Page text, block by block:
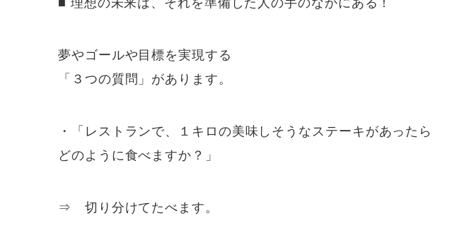
■ 理想の未来は、それを準備した人の手のなかにある！
夢やゴールや目標を実現する
「３つの質問」があります。
・「レストランで、１キロの美味しそうなステーキがあったら
どのように食べますか？」
⇒ 切り分けてたべます。